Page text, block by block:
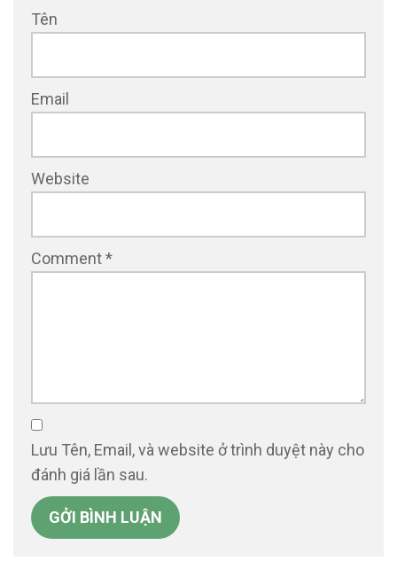
Tên
Email
Website
Comment*
Lưu Tên, Email, và website ở trình duyệt này cho
đánh giá lần sau.